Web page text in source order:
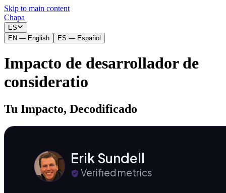
Skip to main content
Chapa
ES
EN — English ES — Español
Impacto de desarrollador de
consideratio
Tu Impacto, Decodificado
Erik Sundell
Verified metrics